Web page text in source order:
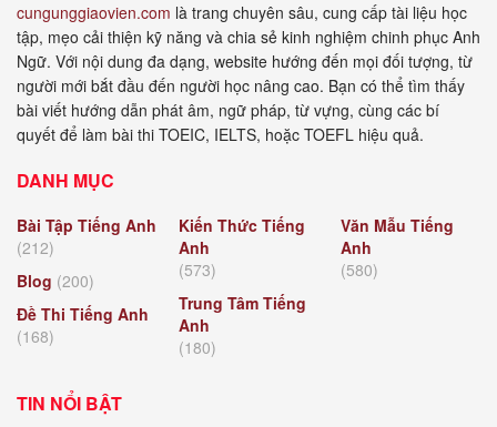
cungunggiaovien.com là trang chuyên sâu, cung cấp tài liệu học
tập, mẹo cải thiện kỹ năng và chia sẻ kinh nghiệm chinh phục Anh
Ngữ. Với nội dung đa dạng, website hướng đến mọi đối tượng, từ
người mới bắt đầu đến người học nâng cao. Bạn có thể tìm thấy
bài viết hướng dẫn phát âm, ngữ pháp, từ vựng, cùng các bí
quyết để làm bài thi TOEIC, IELTS, hoặc TOEFL hiệu quả.
DANH MỤC
Bài Tập Tiếng Anh
(212)
Blog (200)
Đề Thi Tiếng Anh
(168)
Kiến Thức Tiếng
Anh
(573)
Trung Tâm Tiếng
Anh
(180)
Văn Mẫu Tiếng
Anh
(580)
TIN NỔI BẬT